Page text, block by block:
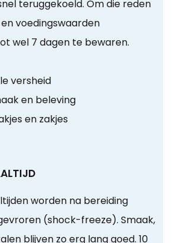
teruggekoeld. Om die reden
voedingswaarden
wel 7 dagen te bewaren.
versheid
en beleving
en zakjes
worden na bereiding
(shock-freeze). Smaak,
blijven zo erg lang goed. 10